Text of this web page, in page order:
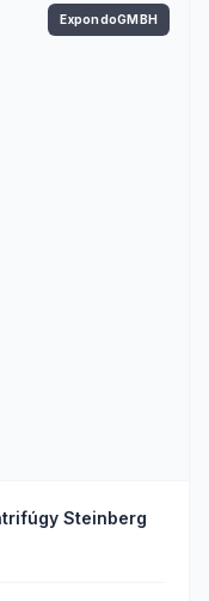
ExpondoGMBH
Steinberg